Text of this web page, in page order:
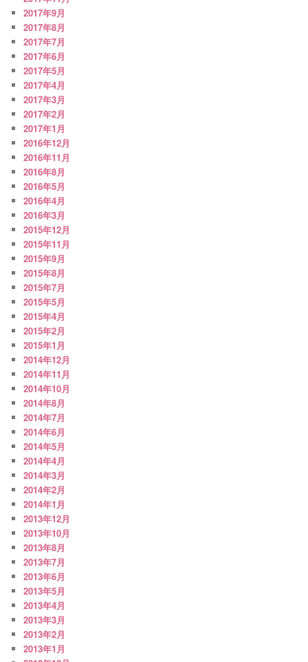
2017年9月
2017年8月
2017年7月
2017年6月
2017年5月
2017年4月
2017年3月
2017年2月
2017年1月
2016年12月
2016年11月
2016年8月
2016年5月
2016年4月
2016年3月
2015年12月
2015年11月
2015年9月
2015年8月
2015年7月
2015年5月
2015年4月
2015年2月
2015年1月
2014年12月
2014年11月
2014年10月
2014年8月
2014年7月
2014年6月
2014年5月
2014年4月
2014年3月
2014年2月
2014年1月
2013年12月
2013年10月
2013年8月
2013年7月
2013年6月
2013年5月
2013年4月
2013年3月
2013年2月
2013年1月